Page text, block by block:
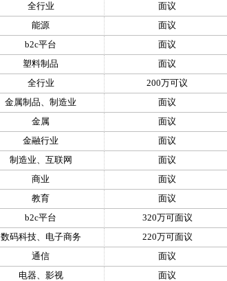
全行业 面议
能源 面议
b2c平台 面议
塑料制品 面议
全行业 200万可议
金属制品、制造业 面议
金属 面议
金融行业 面议
制造业、互联网 面议
商业 面议
教育 面议
b2c平台 320万可面议
数码科技、电子商务 220万可面议
通信 面议
电器、影视 面议